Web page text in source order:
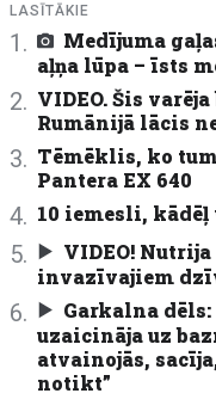
LASĪTĀKIE
Medījuma
aļņa lūpa – īsts
VIDEO. Šis
Rumānijā lācis
Tēmēklis, ko
Pantera EX 640
10 iemesli,
VIDEO!
invazīvajiem
Garkalna dēls:
uzaicināja uz
atvainojās,
notikt”